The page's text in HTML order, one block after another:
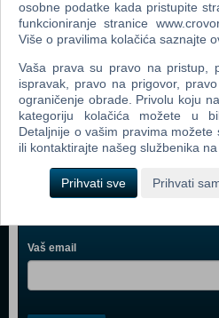
NHL 19 (N) (PS 4)
NHL 22 (Nordic) (N) (PS 4)
Webshop newsletter
Ime i prezime
Vaš email
osobne podatke kada pristupite
funkcioniranje stranice
Više o pravilima kolačića saznajte
Vaša prava su pravo na pristup,
ispravak, pravo na prigovor,
ograničenje obrade. Privolu koju
kategoriju kolačića možete u
Detaljnije o vašim pravima možete
ili kontaktirajte našeg službenika
Prihvati sve Prihvati